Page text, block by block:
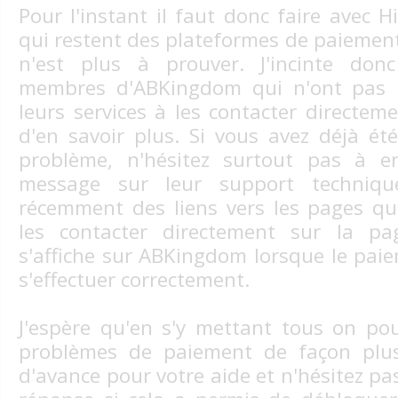
Pour l'instant il faut donc faire avec
qui restent des plateformes de
n'est plus à prouver. J'incinte
membres d'ABKingdom qui n'ont
leurs services à les contacter
d'en savoir plus. Si vous avez déjà
problème, n'hésitez surtout pas à
message sur leur support
récemment des liens vers les pages
les contacter directement sur la
s'affiche sur ABKingdom lorsque le
s'effectuer correctement.
J'espère qu'en s'y mettant tous on
problèmes de paiement de façon
d'avance pour votre aide et n'hésitez